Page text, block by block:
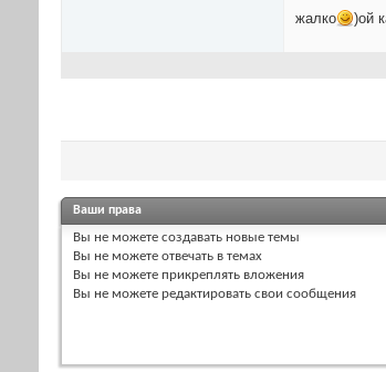
жалко )ой
Ваши права
Вы не можете создавать новые темы
Вы не можете отвечать в темах
Вы не можете прикреплять вложения
Вы не можете редактировать свои сообщения